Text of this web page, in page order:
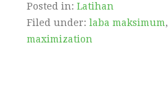
Posted in: Latihan
Filed under: laba maksimum,
maximization